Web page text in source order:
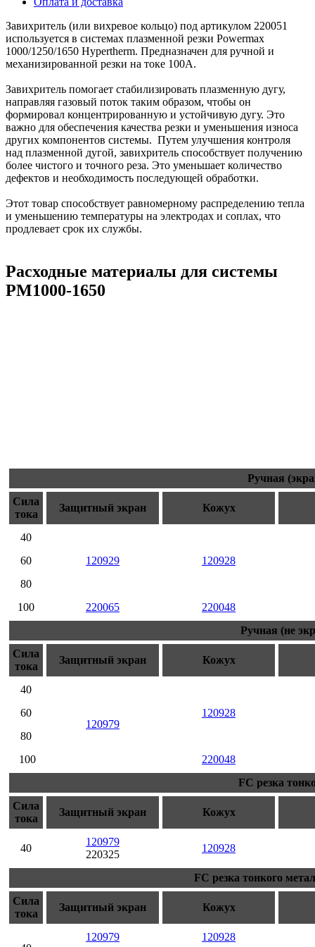
Завихритель (или вихревое кольцо) под артикулом 220051
используется в системах плазменной резки Powermax
1000/1250/1650 Hypertherm. Предназначен для ручной и
механизированной резки на токе 100А.
Завихритель помогает стабилизировать плазменную дугу,
направляя газовый поток таким образом, чтобы он
формировал концентрированную и устойчивую дугу. Это
важно для обеспечения качества резки и уменьшения износа
других компонентов системы. Путем улучшения контроля
над плазменной дугой, завихритель способствует получению
более чистого и точного реза. Это уменьшает количество
дефектов и необходимость последующей обработки.
Этот товар способствует равномерному распределению тепла
и уменьшению температуры на электродах и соплах, что
продлевает срок их службы.
Расходные материалы для системы
PM1000-1650
Ручная
Сила
тока
Защитный экран Кожух
40
120929
120928
60
80
100
220065
220048
Ручная (не
Сила
тока
Защитный экран Кожух
40
120979
120928
60
80
100
220048
FC резка
Сила
тока
Защитный экран Кожух
40
120979
220325
120928
FC резка тонкого
Сила
тока
Защитный экран Кожух
120979
120928